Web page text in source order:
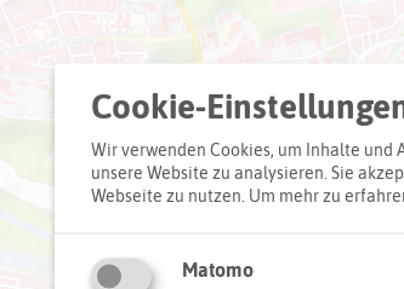
Cookie-
Wir verwenden Cookies, um Inhalte
unsere Website zu analysieren. Sie
Webseite zu nutzen. Um mehr zu
Matomo